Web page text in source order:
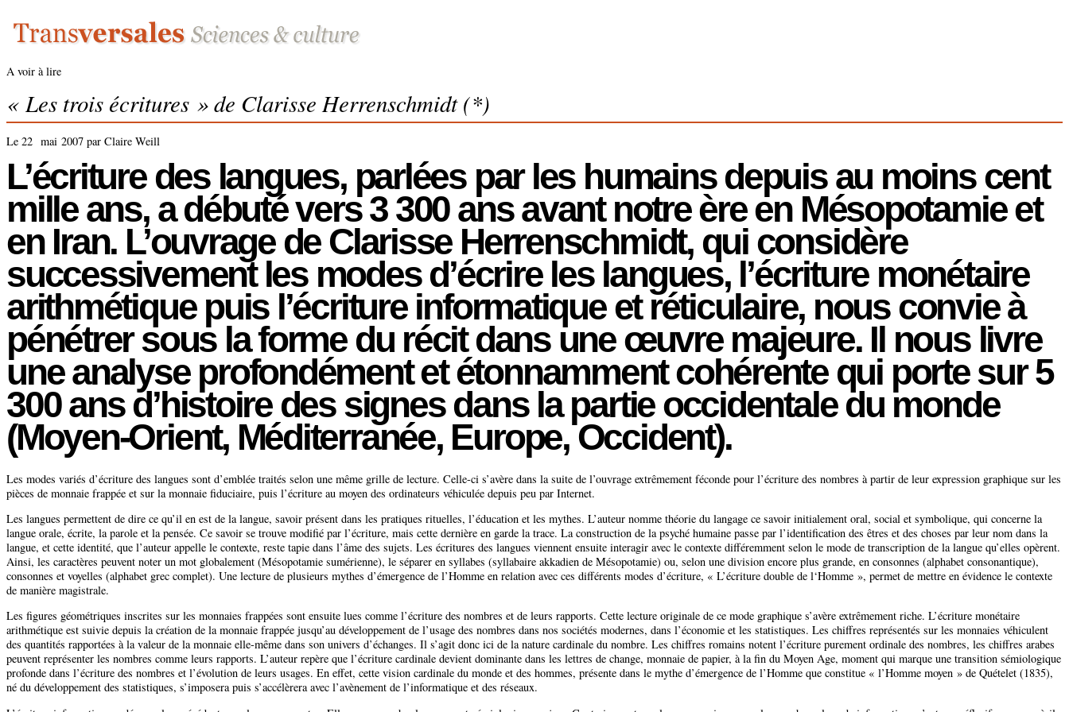
A voir à lire
« Les trois écritures » de Clarisse Herrenschmidt (*)
Le 22 mai 2007 par Claire Weill
L’écriture des langues, parlées par les humains depuis au moins cent
mille ans, a débuté vers 3 300 ans avant notre ère en Mésopotamie et
en Iran. L’ouvrage de Clarisse Herrenschmidt, qui considère
successivement les modes d’écrire les langues, l’écriture monétaire
arithmétique puis l’écriture informatique et réticulaire, nous convie à
pénétrer sous la forme du récit dans une œuvre majeure. Il nous livre
une analyse profondément et étonnamment cohérente qui porte sur 5
300 ans d’histoire des signes dans la partie occidentale du monde
(Moyen-Orient, Méditerranée, Europe, Occident).
Les modes variés d’écriture des langues sont d’emblée traités selon une même grille de lecture. Celle-ci s’avère dans la suite de l’ouvrage extrêmement féconde pour l’écriture des nombres à partir de leur expression graphique sur les
pièces de monnaie frappée et sur la monnaie fiduciaire, puis l’écriture au moyen des ordinateurs véhiculée depuis peu par Internet.
Les langues permettent de dire ce qu’il en est de la langue, savoir présent dans les pratiques rituelles, l’éducation et les mythes. L’auteur nomme théorie du langage ce savoir initialement oral, social et symbolique, qui concerne la
langue orale, écrite, la parole et la pensée. Ce savoir se trouve modifié par l’écriture, mais cette dernière en garde la trace. La construction de la psyché humaine passe par l’identification des êtres et des choses par leur nom dans la
langue, et cette identité, que l’auteur appelle le contexte, reste tapie dans l’âme des sujets. Les écritures des langues viennent ensuite interagir avec le contexte différemment selon le mode de transcription de la langue qu’elles opèrent.
Ainsi, les caractères peuvent noter un mot globalement (Mésopotamie sumérienne), le séparer en syllabes (syllabaire akkadien de Mésopotamie) ou, selon une division encore plus grande, en consonnes (alphabet consonantique),
consonnes et voyelles (alphabet grec complet). Une lecture de plusieurs mythes d’émergence de l’Homme en relation avec ces différents modes d’écriture, « L’écriture double de l‘Homme », permet de mettre en évidence le contexte
de manière magistrale.
Les figures géométriques inscrites sur les monnaies frappées sont ensuite lues comme l’écriture des nombres et de leurs rapports. Cette lecture originale de ce mode graphique s’avère extrêmement riche. L’écriture monétaire
arithmétique est suivie depuis la création de la monnaie frappée jusqu’au développement de l’usage des nombres dans nos sociétés modernes, dans l’économie et les statistiques. Les chiffres représentés sur les monnaies véhiculent
des quantités rapportées à la valeur de la monnaie elle-même dans son univers d’échanges. Il s’agit donc ici de la nature cardinale du nombre. Les chiffres romains notent l’écriture purement ordinale des nombres, les chiffres arabes
peuvent représenter les nombres comme leurs rapports. L’auteur repère que l’écriture cardinale devient dominante dans les lettres de change, monnaie de papier, à la fin du Moyen Age, moment qui marque une transition sémiologique
profonde dans l’écriture des nombres et l’évolution de leurs usages. En effet, cette vision cardinale du monde et des hommes, présente dans le mythe d’émergence de l’Homme que constitue « l’Homme moyen » de Quételet (1835),
né du développement des statistiques, s’imposera puis s’accélèrera avec l’avènement de l’informatique et des réseaux.